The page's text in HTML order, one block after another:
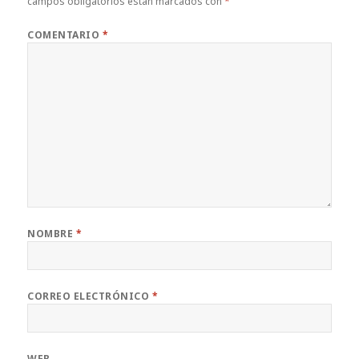
COMENTARIO *
NOMBRE *
CORREO ELECTRÓNICO *